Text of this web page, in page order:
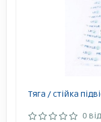
Тяга / стійка
0